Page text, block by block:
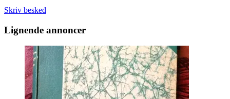
Skriv besked
Lignende annoncer